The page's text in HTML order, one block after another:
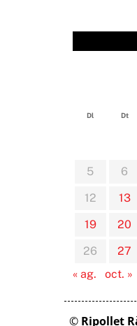
Dl Dt
5
6
12
13
19
20
26
27
« ag.
oct. »
© Ripollet